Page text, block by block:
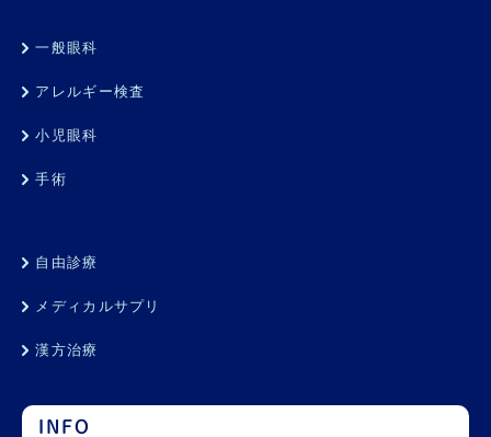
一般眼科
アレルギー検査
小児眼科
手術
自由診療
メディカルサプリ
漢方治療
INFO